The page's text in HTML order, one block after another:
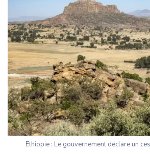
Ethiopie : Le gouvernement déclare un